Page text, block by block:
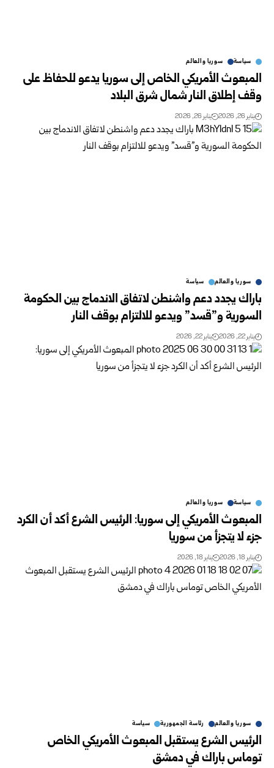
سياسة سوريا والعالم
المبعوث الأمريكي الخاص إلى سوريا يدعو للحفاظ على
وقف إطلاق النار شمال شرق البلاد
يناير 26, 2026 يناير 26, 2026
سوريا والعالم سياسة
باراك يجدد دعم واشنطن لاتفاق الاندماج بين الحكومة
السورية و”قسد” ويدعو للالتزام بوقف النار
يناير 22, 2026 يناير 22, 2026
سياسة سوريا والعالم
المبعوث الأمريكي إلى سوريا: الرئيس الشرع أكد أن الكرد
جزء لا يتجزأ من سوريا
يناير 18, 2026 يناير 18, 2026
سوريا والعالم رئاسة الجمهورية سياسة
الرئيس الشرع يستقبل المبعوث الأمريكي الخاص
توماس باراك في دمشق